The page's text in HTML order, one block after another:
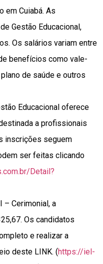
em Cuiabá. As
Gestão Educacional,
Os salários variam entre
benefícios como vale-
de saúde e outros
Educacional oferece
a profissionais
inscrições seguem
ser feitas clicando
Detail?
– Cerimonial, a
Os candidatos
e realizar a
deste LINK. (https://iel-